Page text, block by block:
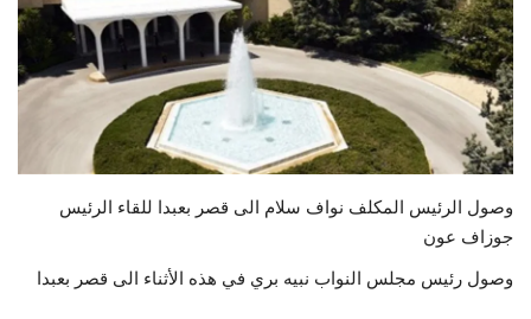
فيديو
حياة
وصول الرئيس المكلف نواف سلام الى قصر بعبدا للقاء الرئيس
جوزاف عون
وصول رئيس مجلس النواب نبيه بري في هذه الأثناء الى قصر بعبدا